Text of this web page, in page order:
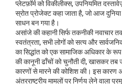
प्लेटफ़ॉर्म कोविकीलीक्स, उपनियमित
स्रोत प्रोजेक्टकहा जाता है, जो आज
साधन बन गया है।
असांजे की कहानी सिर्फ तकनीकी नवाचार
स्वतंत्रता, सभी लोगों को सत्य और
का सिद्धांतको एक सामाजिक अधिकार के
की कानूनी ढाँचों को चुनौती दी, खासकर तब
कारणों से मारने की कोशिश की। इस कारण
अंतरराष्ट्रीय मामलों पर निर्णय लेने वाला